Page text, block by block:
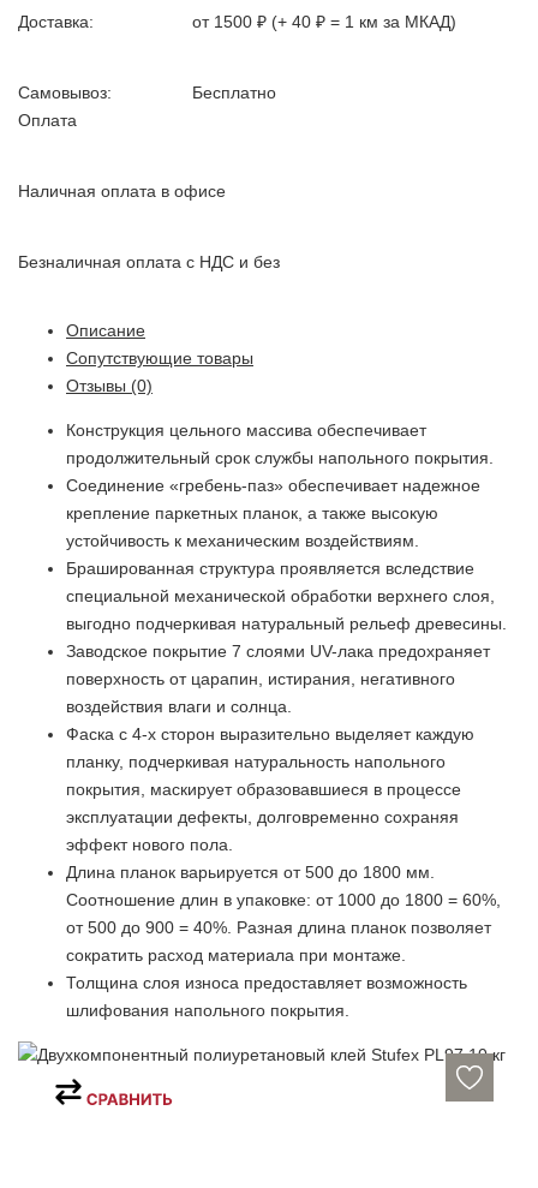
Доставка:
Самовывоз:
от 1500 ₽ (+ 40 ₽ = 1 км за МКАД)
Бесплатно
Оплата
Наличная оплата в офисе
Безналичная оплата с НДС и без
Описание
Сопутствующие товары
Отзывы (0)
Конструкция цельного массива обеспечивает
продолжительный срок службы напольного покрытия.
Cоединение «гребень-паз» обеспечивает надежное
крепление паркетных планок, а также высокую
устойчивость к механическим воздействиям.
Брашированная структура проявляется вследствие
специальной механической обработки верхнего слоя,
выгодно подчеркивая натуральный рельеф древесины.
Заводское покрытие 7 слоями UV-лака предохраняет
поверхность от царапин, истирания, негативного
воздействия влаги и солнца.
Фаска с 4-х сторон выразительно выделяет каждую
планку, подчеркивая натуральность напольного
покрытия, маскирует образовавшиеся в процессе
эксплуатации дефекты, долговременно сохраняя
эффект нового пола.
Длина планок варьируется от 500 до 1800 мм.
Соотношение длин в упаковке: от 1000 до 1800 = 60%,
от 500 до 900 = 40%. Разная длина планок позволяет
сократить расход материала при монтаже.
Толщина слоя износа предоставляет возможность
шлифования напольного покрытия.